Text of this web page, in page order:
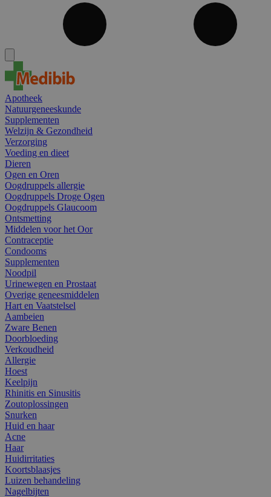
Apotheek
Natuurgeneeskunde
Supplementen
Welzijn & Gezondheid
Verzorging
Voeding en dieet
Dieren
Ogen en Oren
Oogdruppels allergie
Oogdruppels Droge Ogen
Oogdruppels Glaucoom
Ontsmetting
Middelen voor het Oor
Contraceptie
Condooms
Supplementen
Noodpil
Urinewegen en Prostaat
Overige geneesmiddelen
Hart en Vaatstelsel
Aambeien
Zware Benen
Doorbloeding
Verkoudheid
Allergie
Hoest
Keelpijn
Rhinitis en Sinusitis
Zoutoplossingen
Snurken
Huid en haar
Acne
Haar
Huidirritaties
Koortsblaasjes
Luizen behandeling
Nagelbijten